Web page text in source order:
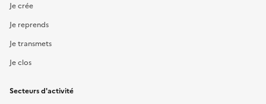
Je crée
Je reprends
Je transmets
Je clos
Secteurs d'activité